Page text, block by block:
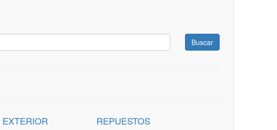
Buscar
REPUESTOS